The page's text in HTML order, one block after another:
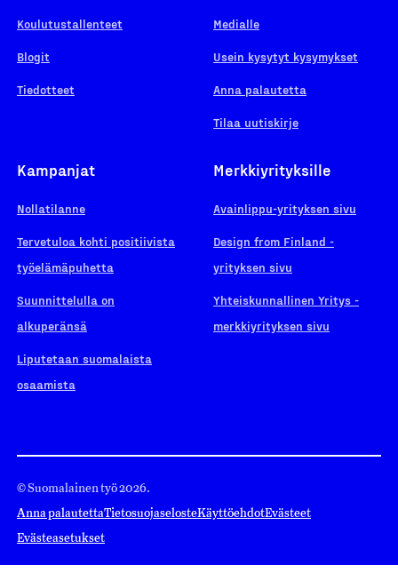
Koulutustallenteet
Blogit
Tiedotteet
Medialle
Usein kysytyt kysymykset
Anna palautetta
Tilaa uutiskirje
Kampanjat
Nollatilanne
Tervetuloa kohti positiivista
työelämäpuhetta
Suunnittelulla on
alkuperänsä
Liputetaan suomalaista
osaamista
Merkkiyrityksille
Avainlippu-yrityksen sivu
Design from Finland -
yrityksen sivu
Yhteiskunnallinen Yritys -
merkkiyrityksen sivu
© Suomalainen työ 2026.
Anna palautettaTietosuojaselosteKäyttöehdotEvästeet
Evästeasetukset